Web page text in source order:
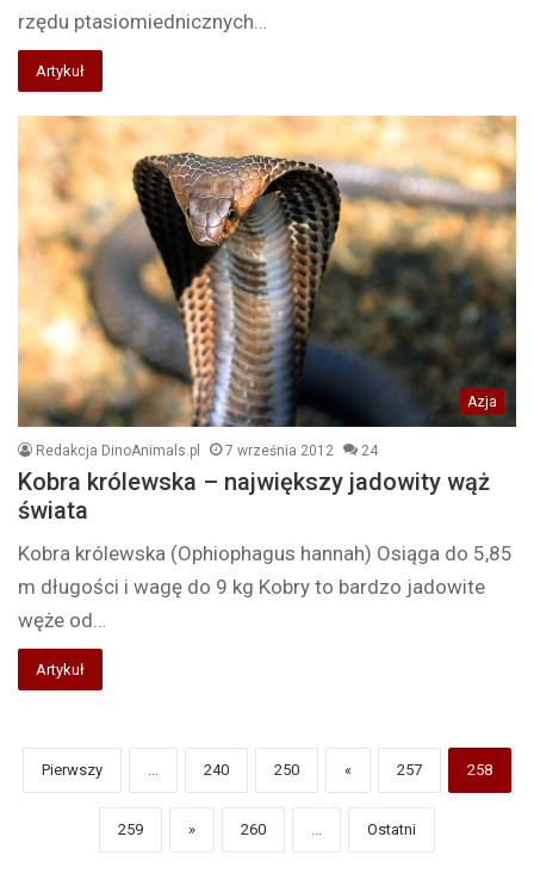
rzędu ptasiomiednicznych…
Artykuł
Azja
Redakcja DinoAnimals.pl 7 września 2012 24
Kobra królewska – największy jadowity wąż
świata
Kobra królewska (Ophiophagus hannah) Osiąga do 5,85
m długości i wagę do 9 kg Kobry to bardzo jadowite
węże od…
Artykuł
Pierwszy ... 240 250 « 257 258
259 » 260 ... Ostatni